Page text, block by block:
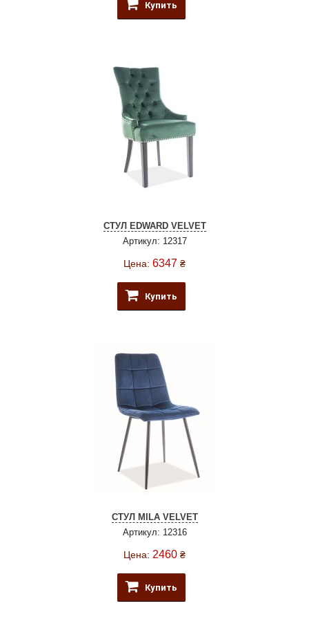
Купить
СТУЛ EDWARD VELVET
Артикул: 12317
Цена: 6347 ₴
Купить
СТУЛ MILA VELVET
Артикул: 12316
Цена: 2460 ₴
Купить